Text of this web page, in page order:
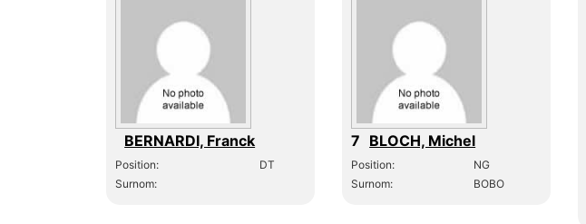
BERNARDI, Franck
Position:
DT
Surnom:
7 BLOCH, Michel
Position:
NG
Surnom:
BOBO